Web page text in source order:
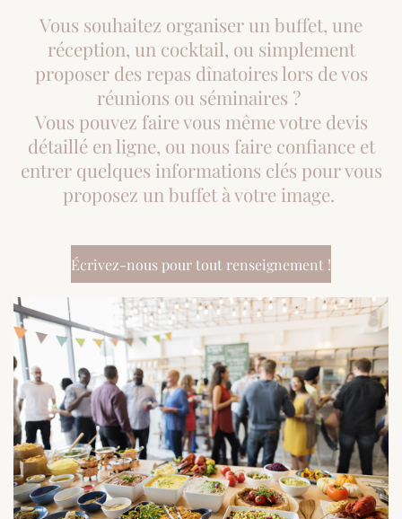
Vous souhaitez organiser un buffet, une
réception, un cocktail, ou simplement
proposer des repas dînatoires lors de vos
réunions ou séminaires ?
Vous pouvez faire vous même votre devis
détaillé en ligne, ou nous faire confiance et
entrer quelques informations clés pour vous
proposez un buffet à votre image.
Écrivez-nous pour tout renseignement !